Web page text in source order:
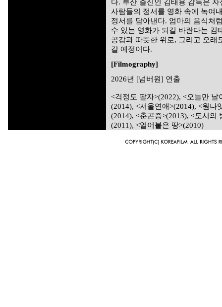
다. 부산 출신인 김태용 감독은
사람들의 정서를 영화 속에 녹여
정서를 담아낸다. 엄마의 음식처
수 있는 영화가 되길 바란다는 김
공감과 따뜻한 위로, 그리고 오래
갈 예정이다.
[Filmography]
2026년 [넘버원] 연출
<걱정도 팔자>(2022), <오늘만 날
(2014), <서울연애>(2014), <원나
(2014), <춘곤증>(2013), <도시의
(2011), <얼어붙은 땅>(2010)